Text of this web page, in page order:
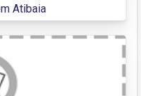
Atibaia